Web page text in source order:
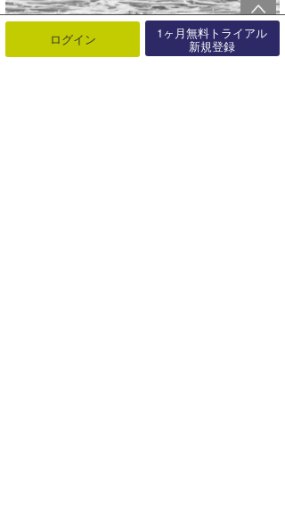
ログイン 1ヶ月無料トライアル
新規登録